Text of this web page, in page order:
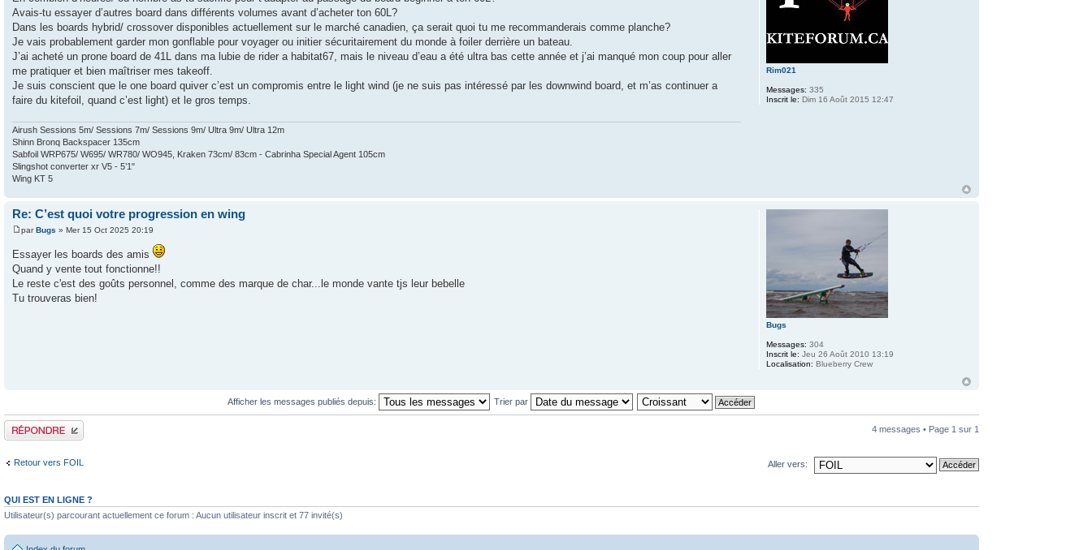
Avais-tu essayer d’autres board dans différents volumes avant d’acheter ton 60L?
Dans les boards hybrid/ crossover disponibles actuellement sur le marché canadien, ça serait quoi tu me recommanderais comme planche?
Je vais probablement garder mon gonflable pour voyager ou initier sécuritairement du monde à foiler derrière un bateau.
J’ai acheté un prone board de 41L dans ma lubie de rider a habitat67, mais le niveau d’eau a été ultra bas cette année et j’ai manqué mon coup pour aller
me pratiquer et bien maîtriser mes takeoff.
Je suis conscient que le one board quiver c’est un compromis entre le light wind (je ne suis pas intéressé par les downwind board, et m’as continuer a
faire du kitefoil, quand c’est light) et le gros temps.
Airush Sessions 5m/ Sessions 7m/ Sessions 9m/ Ultra 9m/ Ultra 12m
Shinn Bronq Backspacer 135cm
Sabfoil WRP675/ W695/ WR780/ WO945, Kraken 73cm/ 83cm - Cabrinha Special Agent 105cm
Slingshot converter xr V5 - 5’1"
Wing KT 5
Rim021
Messages: 335
Inscrit le: Dim 16 Août 2015 12:47
Re: C’est quoi votre progression en wing
parBugs » Mer 15 Oct 2025 20:19
Essayer les boards des amis
Quand y vente tout fonctionne!!
Le reste c'est des goûts personnel, comme des marque de char...le monde vante tjs leur bebelle
Tu trouveras bien!
Bugs
Messages: 304
Inscrit le: Jeu 26 Août 2010 13:19
Localisation: Blueberry Crew
Afficher les messages publiés depuis: Trier par
Publier une réponse 4 messages • Page 1 sur 1
Retour vers FOIL Aller vers:
QUI EST EN LIGNE ?
Utilisateur(s) parcourant actuellement ce forum : Aucun utilisateur inscrit et 77 invité(s)